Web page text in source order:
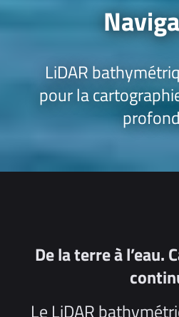
LiDAR
pour la
De la terre à l’eau.
Le LiDAR